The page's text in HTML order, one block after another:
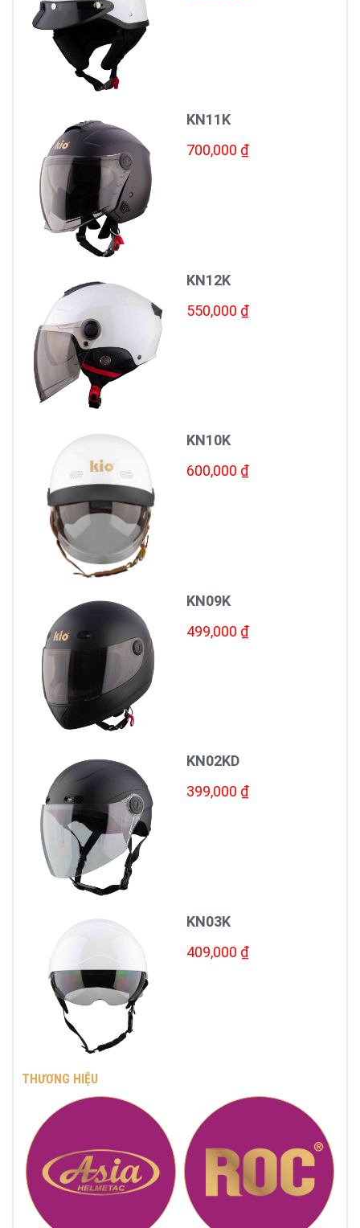
KN11K
700,000 ₫
KN12K
550,000 ₫
KN10K
600,000 ₫
KN09K
499,000 ₫
KN02KD
399,000 ₫
KN03K
409,000 ₫
THƯƠNG HIỆU